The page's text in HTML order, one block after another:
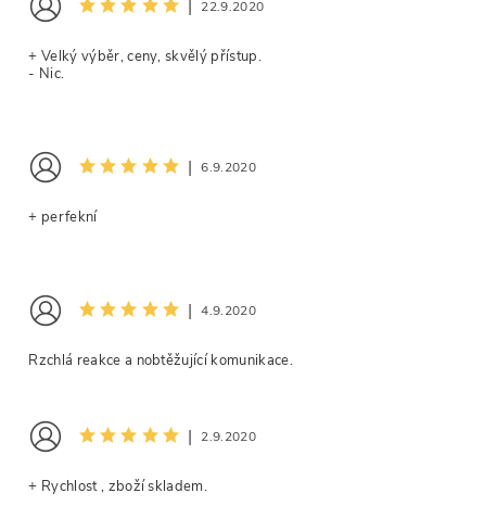
| 22.9.2020
+ Velký výběr, ceny, skvělý přístup.
- Nic.
| 6.9.2020
+ perfekní
| 4.9.2020
Rzchlá reakce a nobtěžující komunikace.
| 2.9.2020
+ Rychlost , zboží skladem.